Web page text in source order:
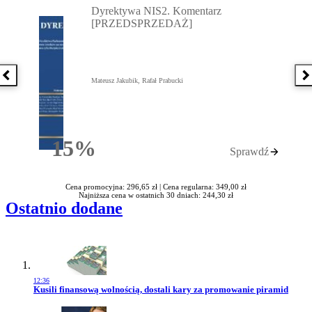
Poprzednia książka
15%Rabatu
Dyrektywa NIS2. Komentarz
[PRZEDSPRZEDAŻ]
Mateusz Jakubik, Rafał Prabucki
Sprawdź
Cena promocyjna: 296,65 zł | Cena regularna: 349,00 zł
Najniższa cena w ostatnich 30 dniach: 244,30 zł
Ostatnio dodane
12:36
Przejdź do artykułu:
Kusili finansową wolnością, dostali kary za promowanie piramid